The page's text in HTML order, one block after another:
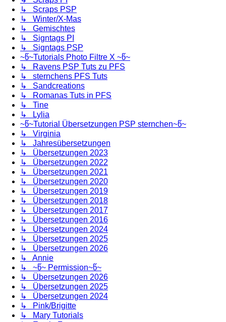
↳ Scraps PSP
↳ Winter/X-Mas
↳ Gemischtes
↳ Signtags PI
↳ Signtags PSP
~წ~Tutorials Photo Filtre X ~წ~
↳ Ravens PSP Tuts zu PFS
↳ sternchens PFS Tuts
↳ Sandcreations
↳ Romanas Tuts in PFS
↳ Tine
↳ Lylia
~წ~Tutorial Übersetzungen PSP sternchen~წ~
↳ Virginia
↳ Jahresübersetzungen
↳ Übersetzungen 2023
↳ Übersetzungen 2022
↳ Übersetzungen 2021
↳ Übersetzungen 2020
↳ Übersetzungen 2019
↳ Übersetzungen 2018
↳ Übersetzungen 2017
↳ Übersetzungen 2016
↳ Übersetzungen 2024
↳ Übersetzungen 2025
↳ Übersetzungen 2026
↳ Annie
↳ ~წ~ Permission~წ~
↳ Übersetzungen 2026
↳ Übersetzungen 2025
↳ Übersetzungen 2024
↳ Pink/Brigitte
↳ Mary Tutorials